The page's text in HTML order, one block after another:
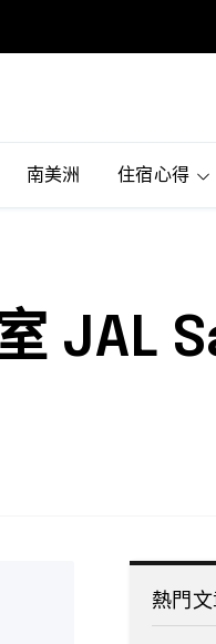
南美洲 住宿心得
JAL
熱門